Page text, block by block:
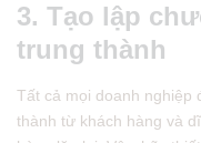
3. Tạo lập
trung thành
Tất cả mọi doanh nghiệp
thành từ khách hàng và